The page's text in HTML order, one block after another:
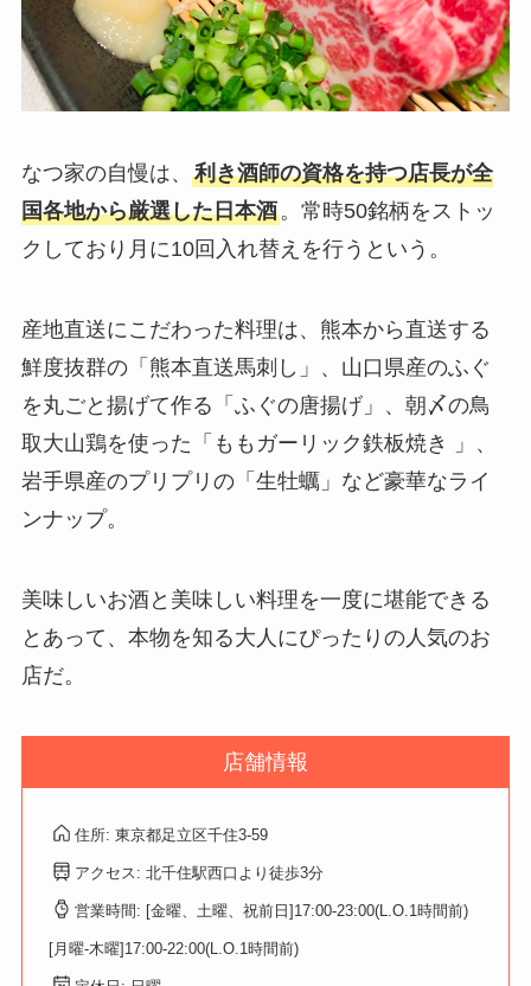
なつ家の自慢は、 利き酒師の資格を持つ店長が全
国各地から厳選した日本酒。常時50銘柄をストッ
クしており月に10回入れ替えを行うという。
産地直送にこだわった料理は、熊本から直送する
鮮度抜群の「熊本直送馬刺し」、山口県産のふぐ
を丸ごと揚げて作る「ふぐの唐揚げ」、朝〆の鳥
取大山鶏を使った「ももガーリック鉄板焼き 」、
岩手県産のプリプリの「生牡蠣」など豪華なライ
ンナップ。
美味しいお酒と美味しい料理を一度に堪能できる
とあって、本物を知る大人にぴったりの人気のお
店だ。
店舗情報
住所: 東京都足立区千住3-59
アクセス: 北千住駅西口より徒歩3分
営業時間: [金曜、土曜、祝前日]17:00-23:00(L.O.1時間前)
[月曜-木曜]17:00-22:00(L.O.1時間前)